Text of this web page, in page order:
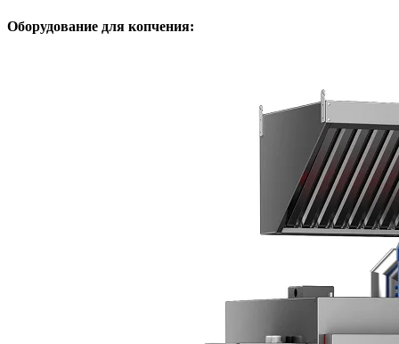
Оборудование для копчения: